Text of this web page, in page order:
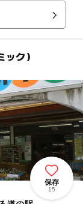
が広がります。
ク）
保存
15